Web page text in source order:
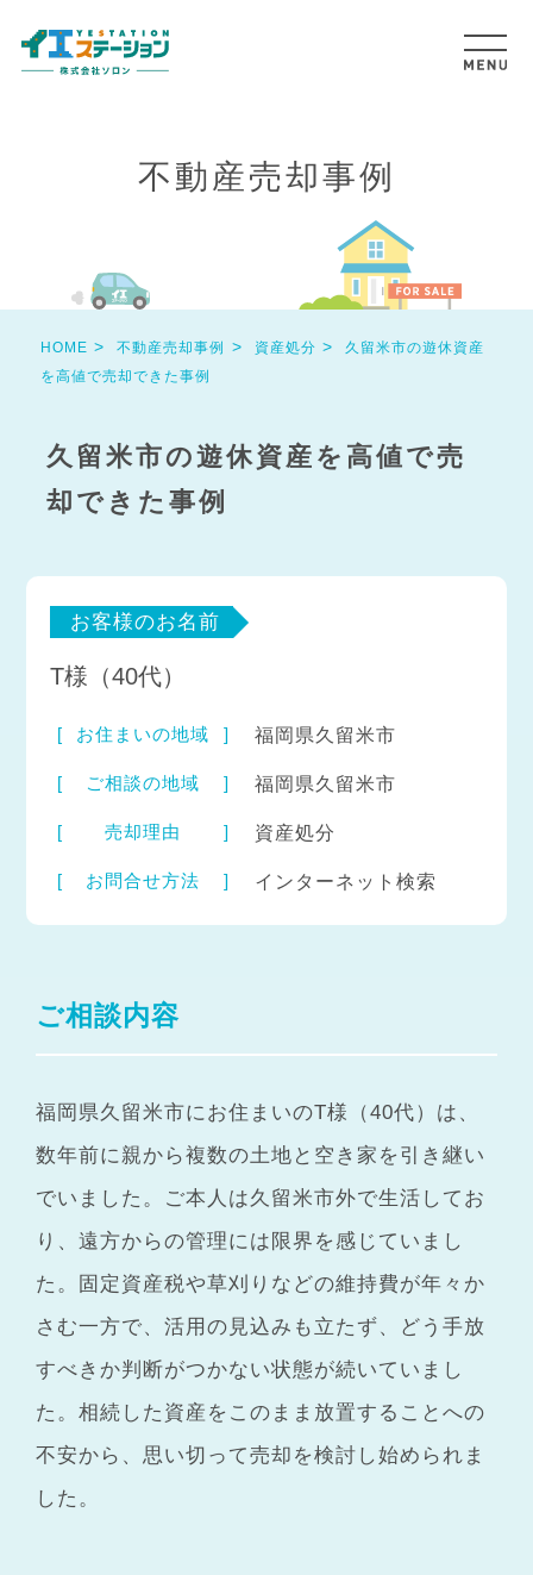
不動産売却事例
HOME 不動産売却事例 資産処分
久留米市の遊休資産
を高値で売却できた事例
久留米市の遊休資産を高値で売
却できた事例
お客様のお名前
T様（40代）
お住まいの地域 福岡県久留米市
ご相談の地域 福岡県久留米市
売却理由 資産処分
お問合せ方法 インターネット検索
ご相談内容
福岡県久留米市にお住まいのT様（40代）は、
数年前に親から複数の土地と空き家を引き継い
でいました。ご本人は久留米市外で生活してお
り、遠方からの管理には限界を感じていまし
た。固定資産税や草刈りなどの維持費が年々か
さむ一方で、活用の見込みも立たず、どう手放
すべきか判断がつかない状態が続いていまし
た。相続した資産をこのまま放置することへの
不安から、思い切って売却を検討し始められま
した。